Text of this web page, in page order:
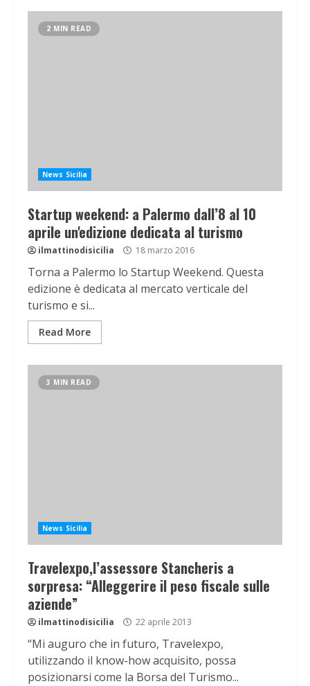
2 MIN READ
News Sicilia
Startup weekend: a Palermo dall’8 al 10
aprile un'edizione dedicata al turismo
ilmattinodisicilia 18 marzo 2016
Torna a Palermo lo Startup Weekend. Questa
edizione è dedicata al mercato verticale del
turismo e si...
Read More
3 MIN READ
News Sicilia
Travelexpo,l’assessore Stancheris a
sorpresa: “Alleggerire il peso fiscale sulle
aziende”
ilmattinodisicilia 22 aprile 2013
“Mi auguro che in futuro, Travelexpo,
utilizzando il know-how acquisito, possa
posizionarsi come la Borsa del Turismo...